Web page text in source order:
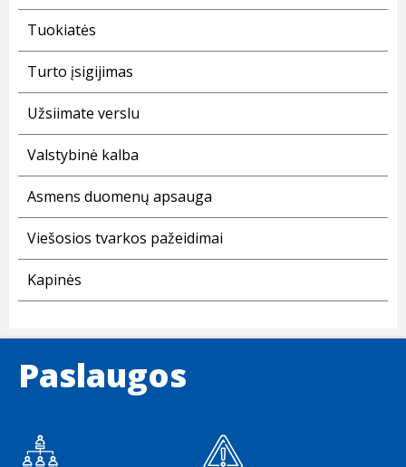
Tuokiatės
Turto įsigijimas
Užsiimate verslu
Valstybinė kalba
Asmens duomenų apsauga
Viešosios tvarkos pažeidimai
Kapinės
Paslaugos